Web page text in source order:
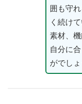
囲も守
く続け
素材、
自分に
がでし